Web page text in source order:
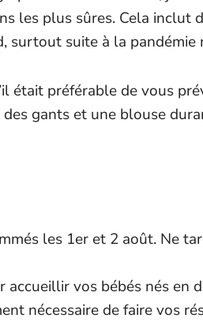
les plus sûres. Cela inclut
surtout suite à la pandémie
était préférable de vous
gants et une blouse
les 1er et 2 août. Ne
vos bébés nés en
nécessaire de faire vos